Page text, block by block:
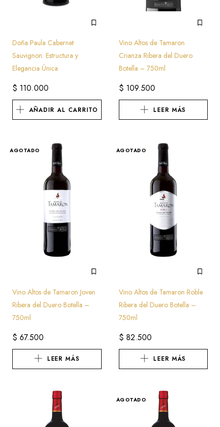
Doña Paula Cabernet
Sauvignon: Estructura y
Elegancia Única
$ 110.000
AÑADIR AL CARRITO
Vino Altos de Tamaron
Crianza Ribera del Duero
Botella – 750ml
$ 109.500
LEER MÁS
AGOTADO
Vino Altos de Tamaron Joven
Ribera del Duero Botella –
750ml
$ 67.500
LEER MÁS
AGOTADO
Vino Altos de Tamaron Roble
Ribera del Duero Botella –
750ml
$ 82.500
LEER MÁS
AGOTADO